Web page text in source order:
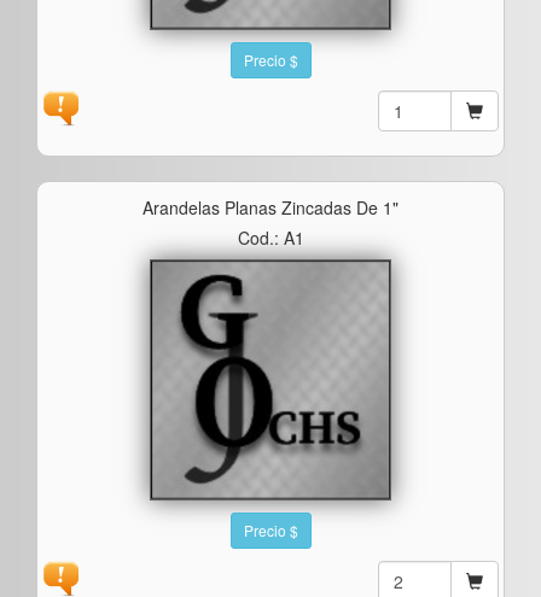
Precio $
Arandelas Planas Zincadas De 1"
Cod.: A1
Precio $